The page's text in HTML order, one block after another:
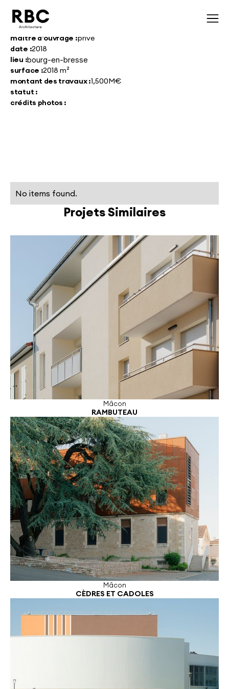
maître d'ouvrage :privé
date :2018
lieu :bourg-en-bresse
surface :2018 m²
montant des travaux :1,500M€
statut :
crédits photos :
No items found.
Projets Similaires
Mâcon
RAMBUTEAU
Mâcon
CÈDRES ET CADOLES